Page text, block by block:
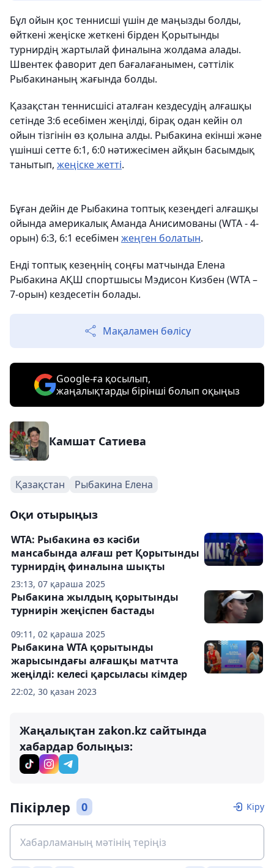
Бұл ойын қос теннисші үшін де маңызды болды,
өйткені жеңіске жеткені бірден Қорытынды
турнирдің жартылай финалына жолдама алады.
Швентек фаворит деп бағалағанымен, сәттілік
Рыбакинаның жағында болды.
Қазақстан теннисшісі аталған кездесудің алғашқы
сетінде 3:6 есебімен жеңілді, бірақ одан кейін ол
ойын тізгінін өз қолына алды. Рыбакина екінші және
үшінші сетте 6:1, 6:0 нәтижесімен айқын басымдық
танытып, жеңіске жетті.
Бұған дейін де Рыбакина топтық кезеңдегі алғашқы
ойында америкалық Аманда Анисимованы (WTA - 4-
орын) 6:3, 6:1 есебімен жеңген болатын.
Енді топтық кезеңнің соңғы матчында Елена
Рыбакина АҚШ спортшысы Мэдисон Кизбен (WTA –
7-орын) кездесетін болады.
Мақаламен бөлісу
Google-ға қосылып,
жаңалықтарды бірінші болып оқыңыз
Камшат Сатиева
Қазақстан Рыбакина Елена
Оқи отырыңыз
23:13, 07 қараша 2025
WTA: Рыбакина өз кәсіби
мансабында алғаш рет Қорытынды
турнирдің финалына шықты
09:11, 02 қараша 2025
Рыбакина жылдың қорытынды
турнирін жеңіспен бастады
22:02, 30 қазан 2023
Рыбакина WTA қорытынды
жарысындағы алғашқы матчта
жеңілді: келесі қарсыласы кімдер
Жаңалықтан zakon.kz сайтында
хабардар болыңыз:
Пікірлер 0 Кіру